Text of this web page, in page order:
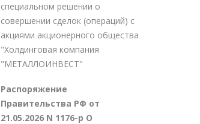
специальном решении о
совершении сделок (операций) с
акциями акционерного общества
"Холдинговая компания
"МЕТАЛЛОИНВЕСТ"
Распоряжение
Правительства РФ от
21.05.2026 N 1176-р О